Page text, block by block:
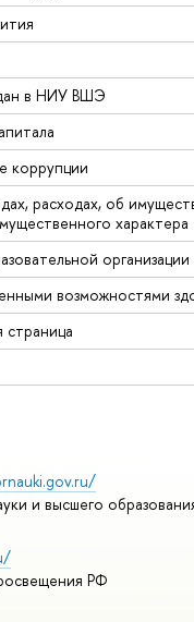
в НИУ ВШЭ
коррупции
расходах, об
характера
организации
возможностями
страница
и высшего
РФ